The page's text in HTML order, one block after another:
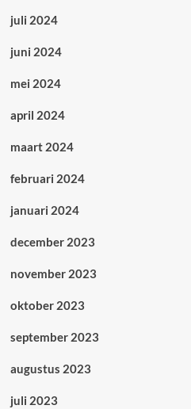
juli 2024
juni 2024
mei 2024
april 2024
maart 2024
februari 2024
januari 2024
december 2023
november 2023
oktober 2023
september 2023
augustus 2023
juli 2023